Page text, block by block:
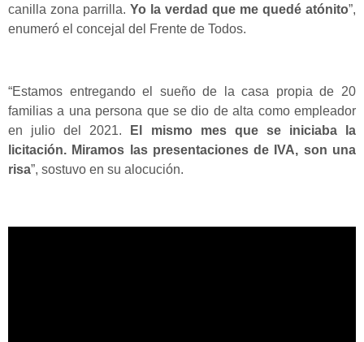
canilla zona parrilla. Yo la verdad que me quedé atónito”,
enumeró el concejal del Frente de Todos.
“Estamos entregando el sueño de la casa propia de 20
familias a una persona que se dio de alta como empleador
en julio del 2021.
El mismo mes que se iniciaba la
licitación. Miramos las presentaciones de IVA, son una
risa”, sostuvo en su alocución.